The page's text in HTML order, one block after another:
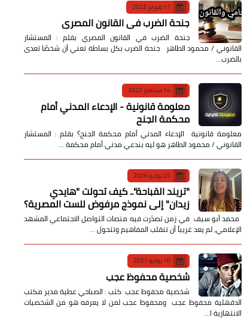
17 فبراير 2023
جنحة الضرب في القانون المصري
جنحة الضرب في القانون المصري بقلم : المستشار
القانوني / محمود الطاهر جنحة الضرب بكل بساطة تعني أن شخصًا تعدى
بالضرب…
14 سبتمبر 2022
معلومة قانونية - الإدعاء المدني أمام
محكمة الجنح
معلومة قانونية الإدعاء المدني أمام محكمة الجنح؟ بقلم : المستشار
القانوني / محمود الطاهر هو ليه بندعي مدني أمام محكمة …
25 يوليو 2026
​"تريند القباحة".. كيف تحولت "هايدي
زيدان" إلى نموذج مرفوض للست المصرية؟
​ محمد أبو سيف ​في زمن تصدّرت فيه منصات التواصل الاجتماعي المشهد
الإعلامي، لم يعد غريباً أن تنقلب المفاهيم وتتحول …
10 يونيو 2021
شخصية محفوظ عجب
شخصية محفوظ عجب كتب : الصباحي عطية مدير مكتب
الدقهلية محفوظ عجب ومحفوظ عجب لمن لا يعرفه هو من الشخصيات
الانتهازية ا…